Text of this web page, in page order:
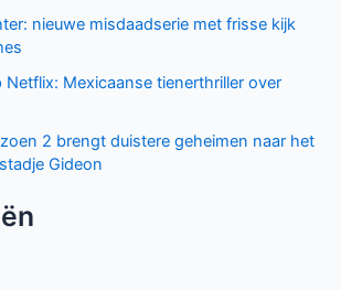
nieuwe misdaadserie met frisse kijk
Netflix: Mexicaanse tienerthriller over
2 brengt duistere geheimen naar het
Gideon